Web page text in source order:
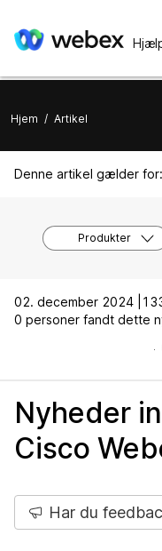
Hjem / Artikel
Denne artikel gælder for:
Produkter
02. december 2024 |
0 personer fandt dette
Nyheder
Cisco
Har du